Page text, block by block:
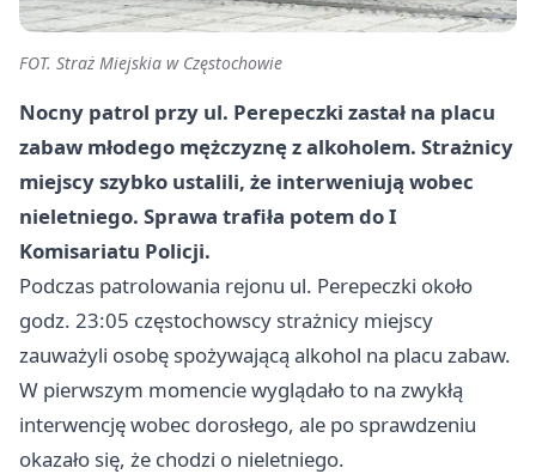
FOT. Straż Miejskia w Częstochowie
Nocny patrol przy ul. Perepeczki zastał na placu
zabaw młodego mężczyznę z alkoholem. Strażnicy
miejscy szybko ustalili, że interweniują wobec
nieletniego. Sprawa trafiła potem doI
Komisariatu Policji.
Podczas patrolowania rejonu ul. Perepeczki około
godz. 23:05 częstochowscy strażnicy miejscy
zauważyli osobę spożywającą alkohol na placu zabaw.
W pierwszym momencie wyglądało to na zwykłą
interwencję wobec dorosłego, ale po sprawdzeniu
okazało się, że chodzi o nieletniego.